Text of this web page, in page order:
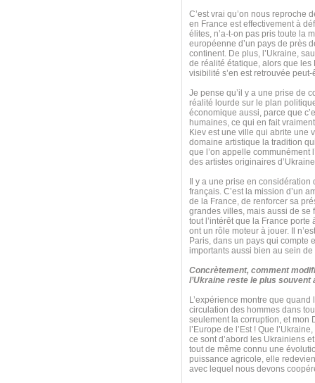
C’est vrai qu’on nous reproche
en France est effectivement à
élites, n’a-t-on pas pris toute la
européenne d’un pays de près
continent. De plus, l’Ukraine,
de réalité étatique, alors que les
visibilité s’en est retrouvée
Je pense qu’il y a une prise de
réalité lourde sur le plan
économique aussi, parce que
humaines, ce qui en fait
Kiev est une ville qui abrite une
domaine artistique la tradition
que l’on appelle communément
des artistes originaires
Il y a une prise en
français. C’est la mission d’un
de la France, de renforcer sa
grandes villes, mais aussi de se
tout l’intérêt que la France
ont un rôle moteur à jouer. Il
Paris, dans un pays qui compte
importants aussi bien au sein de
Concrètement, comment
l’Ukraine reste le plus
L’expérience montre que
circulation des hommes dans
seulement la corruption, et mon
l’Europe de l’Est ! Que
ce sont d’abord les Ukrainiens
tout de même connu une
puissance agricole, elle
avec lequel nous devons